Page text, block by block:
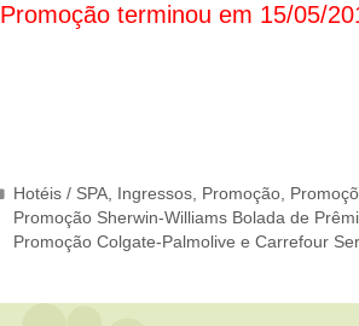
Promoção terminou em 15/05/
Categorias
Hotéis / SPA Ingressos Promoção
Promoção Sherwin-Williams Bolada de
Promoção Colgate-Palmolive e Carrefour